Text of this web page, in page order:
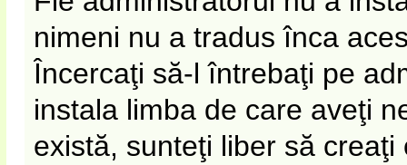
nimeni nu a tradus înca
Încercaţi să-l întrebaţi pe
instala limba de care aveţi
există, sunteţi liber să